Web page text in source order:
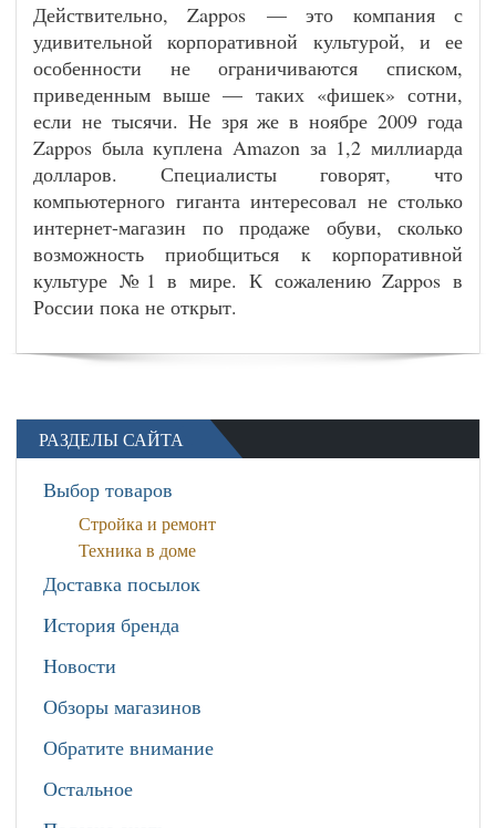
Действительно, Zappos — это компания с
удивительной корпоративной культурой, и ее
особенности не ограничиваются списком,
приведенным выше — таких «фишек» сотни,
если не тысячи. Не зря же в ноябре 2009 года
Zappos была куплена Amazon за 1,2 миллиарда
долларов. Специалисты говорят, что
компьютерного гиганта интересовал не столько
интернет-магазин по продаже обуви, сколько
возможность приобщиться к корпоративной
культуре №1 в мире. К сожалению Zappos в
России пока не открыт.
РАЗДЕЛЫ САЙТА
Выбор товаров
Стройка и ремонт
Техника в доме
Доставка посылок
История бренда
Новости
Обзоры магазинов
Обратите внимание
Остальное